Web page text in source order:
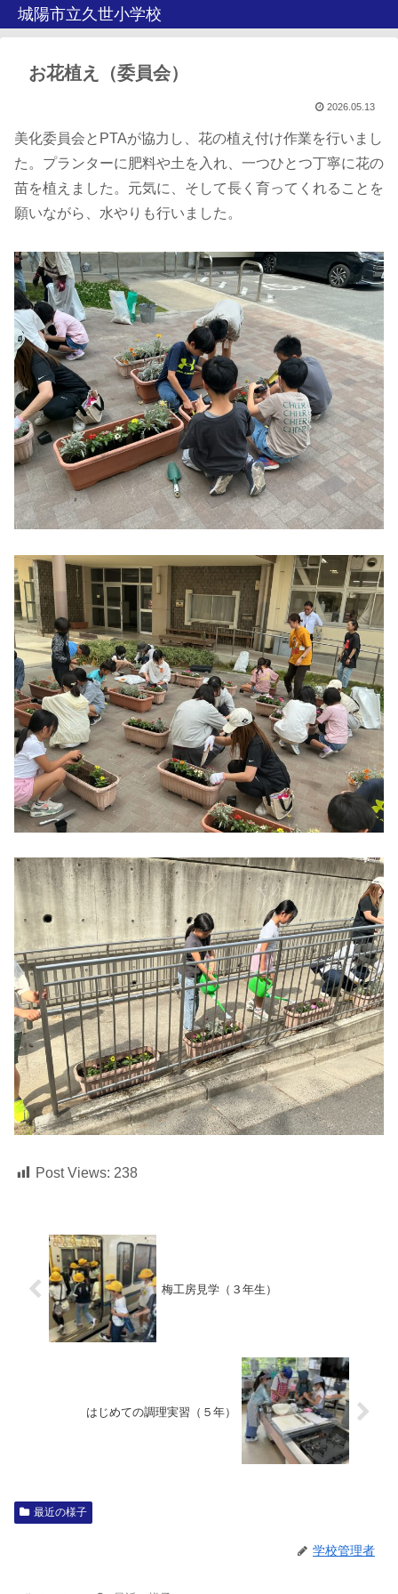
城陽市立久世小学校
お花植え（委員会）
2026.05.13
美化委員会とPTAが協力し、花の植え付け作業を行いまし
た。プランターに肥料や土を入れ、一つひとつ丁寧に花の
苗を植えました。元気に、そして長く育ってくれることを
願いながら、水やりも行いました。
Post Views: 238
梅工房見学（３年生）
はじめての調理実習（５年）
最近の様子
学校管理者